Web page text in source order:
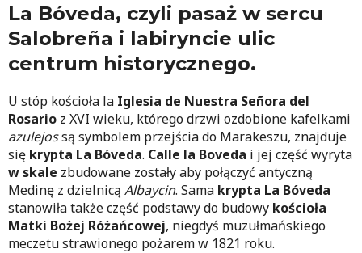
La Bóveda, czyli pasaż w sercu
Salobreña i labiryncie ulic
centrum historycznego.
U stóp kościoła la Iglesia de Nuestra Señora del
Rosario z XVI wieku, którego drzwi ozdobione kafelkami
azulejossą symbolem przejścia do Marakeszu, znajduje
się krypta La Bóveda. Calle la Boveda i jej część wyryta
w skale zbudowane zostały aby połączyć antyczną
Medinę z dzielnicą Albaycin. Sama krypta La Bóveda
stanowiła także część podstawy do budowy kościoła
Matki Bożej Różańcowej, niegdyś muzułmańskiego
meczetu strawionego pożarem w 1821 roku.